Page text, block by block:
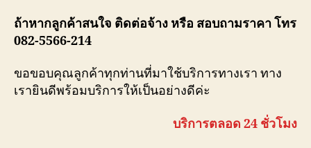
ถ้าหากลูกค้าสนใจ ติดต่อจ้าง หรือ สอบถามราคา โทร
082-5566-214
ขอขอบคุณลูกค้าทุกท่านที่มาใช้บริการทางเรา ทาง
เรายินดีพร้อมบริการให้เป็นอย่างดีค่ะ
บริการตลอด 24 ชั่วโมง